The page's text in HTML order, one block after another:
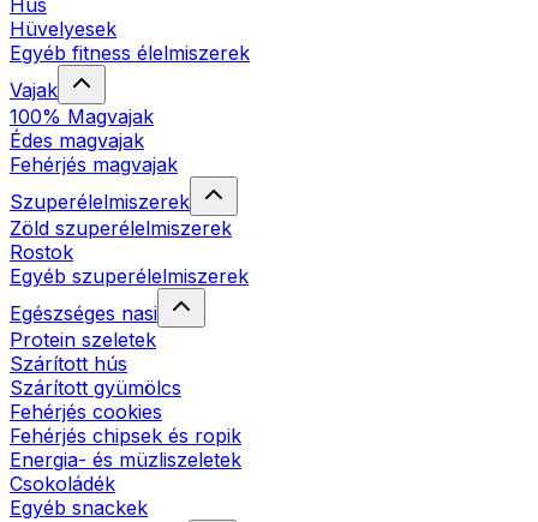
Hús
Hüvelyesek
Egyéb fitness élelmiszerek
Vajak
100% Magvajak
Édes magvajak
Fehérjés magvajak
Szuperélelmiszerek
Zöld szuperélelmiszerek
Rostok
Egyéb szuperélelmiszerek
Egészséges nasi
Protein szeletek
Szárított hús
Szárított gyümölcs
Fehérjés cookies
Fehérjés chipsek és ropik
Energia- és müzliszeletek
Csokoládék
Egyéb snackek